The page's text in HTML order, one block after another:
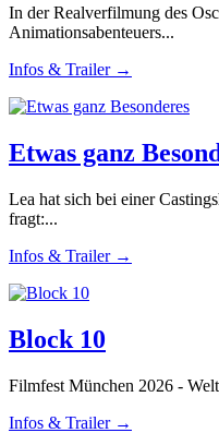
In der Realverfilmung des
Animationsabenteuers...
Infos & Trailer →
Etwas ganz
Lea hat sich bei einer
fragt:...
Infos & Trailer →
Block 10
Filmfest München 2026 -
Infos & Trailer →